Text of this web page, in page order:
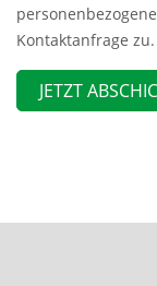
Kontaktanfrage zu.
JETZT